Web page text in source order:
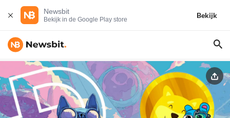
Newsbit
Bekijk in de Google Play store
Bekijk